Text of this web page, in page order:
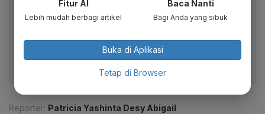
Baca artikel ini lewat aplikasi mobile.
fitur menarik lainnya lewat aplikasi mobile Katadata.
Reporter: Patricia Yashinta Desy Abigail
Fitur AI
Lebih mudah berbagi artikel
Baca Nanti
Bagi Anda yang sibuk
Buka di Aplikasi
Tetap di Browser